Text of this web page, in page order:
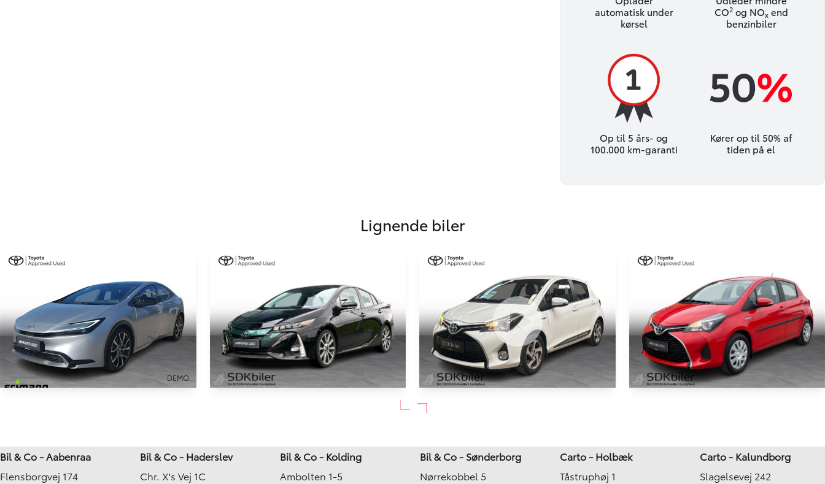
automatisk under
kørsel
CO2og NOxend
benzinbiler
Op til 5 års- og
100.000 km-garanti
Kører op til 50% af
tiden på el
Lignende biler
DEMO
2023
Plug-in hybrid (Benzin / El)
2020
Plug-in hybrid (Benzin / El)
Toyota Yaris
2015
Hybrid (Benzin / El)
Hybrid (Benzin / El)
Bil & Co - Aabenraa
Flensborgvej 174
Bil & Co - Haderslev
Chr. X's Vej 1C
Bil & Co - Kolding
Ambolten 1-5
Bil & Co - Sønderborg
Nørrekobbel 5
Carto - Holbæk
Tåstruphøj 1
Carto - Kalundborg
Slagelsevej 242